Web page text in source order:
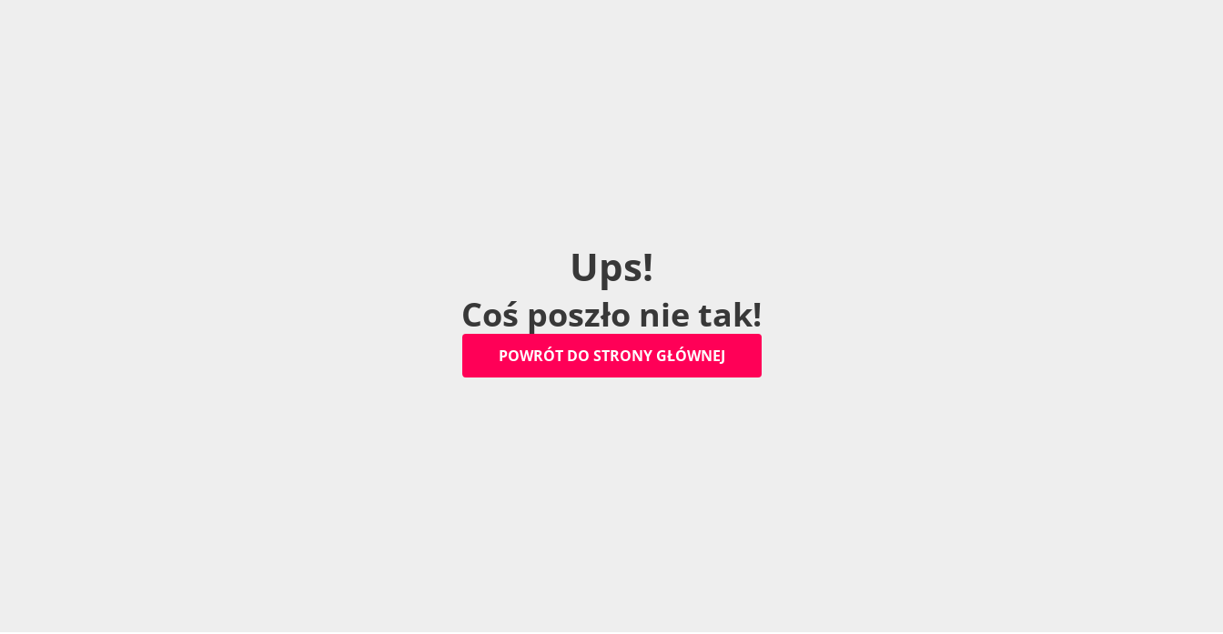
Ups!
Coś poszło nie tak!
POWRÓT DO STRONY GŁÓWNEJ